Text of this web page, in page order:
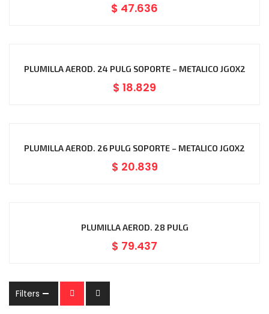
$ 47.636
PLUMILLA AEROD. 24 PULG SOPORTE – METALICO JGOX2
$ 18.829
PLUMILLA AEROD. 26 PULG SOPORTE – METALICO JGOX2
$ 20.839
PLUMILLA AEROD. 28 PULG
$ 79.437
Filters